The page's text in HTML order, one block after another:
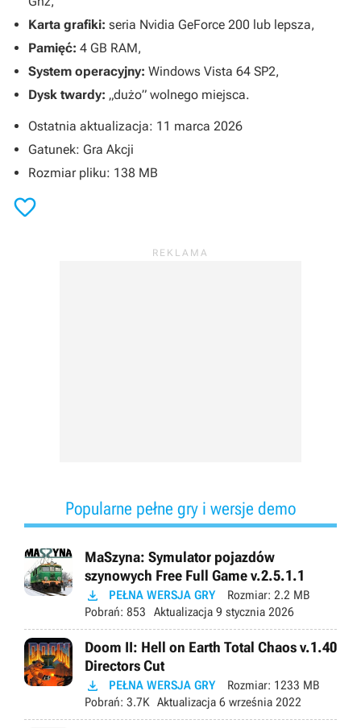
Karta grafiki: seria Nvidia GeForce 200 lub lepsza,
Pamięć: 4 GB RAM,
System operacyjny: Windows Vista 64 SP2,
Dysk twardy: „dużo” wolnego miejsca.
Ostatnia aktualizacja: 11 marca 2026
Gatunek: Gra Akcji
Rozmiar pliku: 138 MB

Popularne pełne gry i wersje demo
MaSzyna: Symulator pojazdów
szynowych Free Full Game v.2.5.1.1
 PEŁNA WERSJA GRY Rozmiar: 2.2 MB
Pobrań: 853 Aktualizacja 9 stycznia 2026
Doom II: Hell on Earth Total Chaos v.1.40
Directors Cut
 PEŁNA WERSJA GRY Rozmiar: 1233 MB
Pobrań: 3.7K Aktualizacja 6 września 2022